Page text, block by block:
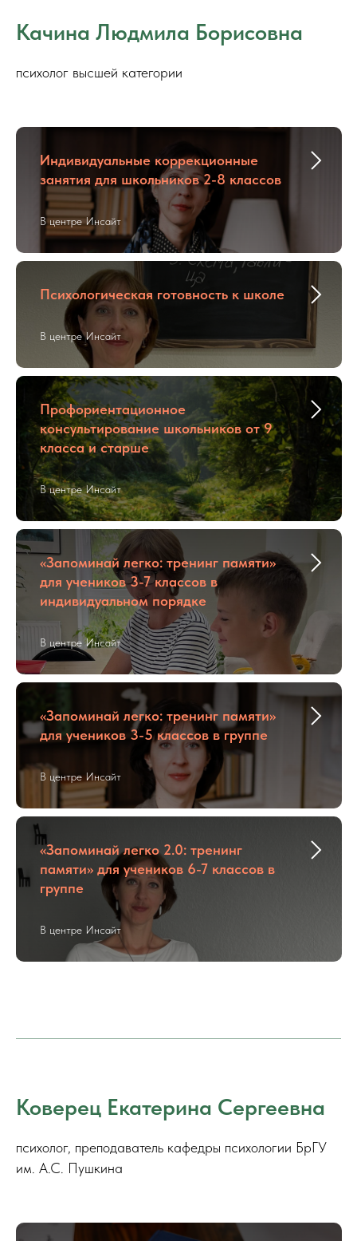
Качина Людмила Борисовна
психолог высшей категории
Индивидуальные коррекционные
занятия для школьников 2-8 классов
В центре Инсайт
Психологическая готовность к школе
В центре Инсайт
Профориентационное
консультирование школьников от 9
класса и старше
В центре Инсайт
«Запоминай легко: тренинг памяти»
для учеников 3-7 классов в
индивидуальном порядке
В центре Инсайт
«Запоминай легко: тренинг памяти»
для учеников 3-5 классов в группе
В центре Инсайт
«Запоминай легко 2.0: тренинг
памяти» для учеников 6-7 классов в
группе
В центре Инсайт
Коверец Екатерина Сергеевна
психолог, преподаватель кафедры психологии БрГУ
им. А.С. Пушкина